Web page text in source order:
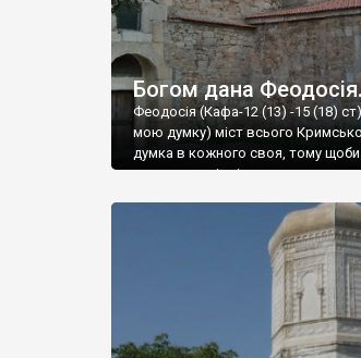
Богом дана
Феодосія (Кафа-12 (13) -15 (18)
мою думку) міст всього
думка в кожного своя, тому щоби
запрошую відвідати це